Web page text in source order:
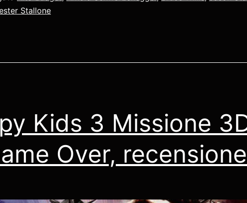
Stallone
Kids 3 Missione
Over, recensione